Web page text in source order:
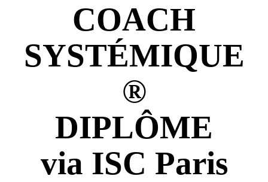
COACH
SYSTÉMIQUE
®
DIPLÔME
via ISC Paris